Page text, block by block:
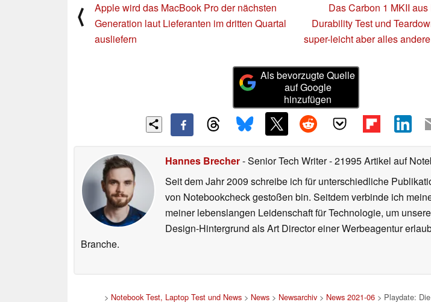
⟨
Apple wird das MacBook Pro der nächsten
Generation laut Lieferanten im dritten Quartal
ausliefern
Das Carbon 1 MKII
Durability Test und
super-leicht aber alles
Als bevorzugte Quelle
auf Google
hinzufügen
Hannes Brecher- Senior Tech Writer- 21995 Artikel auf
Seit dem Jahr 2009 schreibe ich für unterschiedliche
von Notebookcheck gestoßen bin. Seitdem verbinde ich
meiner lebenslangen Leidenschaft für Technologie, um
Design-Hintergrund als Art Director einer Werbeagentur
Branche.
> Notebook Test, Laptop Test und News> News> Newsarchiv> News 2021-06> Playdate: Die